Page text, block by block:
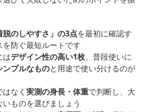
脱のしやすさ」の3点を最初に確認す
防ぐ最短ルートです
はデザイン性の高い1枚、普段使いに
ンプルなものと用途で使い分けるのが
なく 実測の身長・体重で判断し、大
ものを選びましょう